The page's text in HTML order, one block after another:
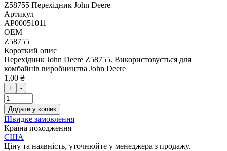
Z58755 Перехідник John Deere
Артикул
AP00051011
OEM
Z58755
Короткий опис
Перехідник John Deere Z58755. Використовується для
комбайнів виробництва John Deere
1,00 ₴
+ -
Додати у кошик
Швидке замовлення
Країна походження
США
Ціну та наявність, уточнюйте у менеджера з продажу.